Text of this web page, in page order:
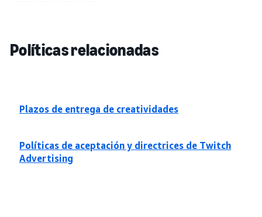
Políticas relacionadas
Plazos de entrega de creatividades
Políticas de aceptación y directrices de Twitch
Advertising